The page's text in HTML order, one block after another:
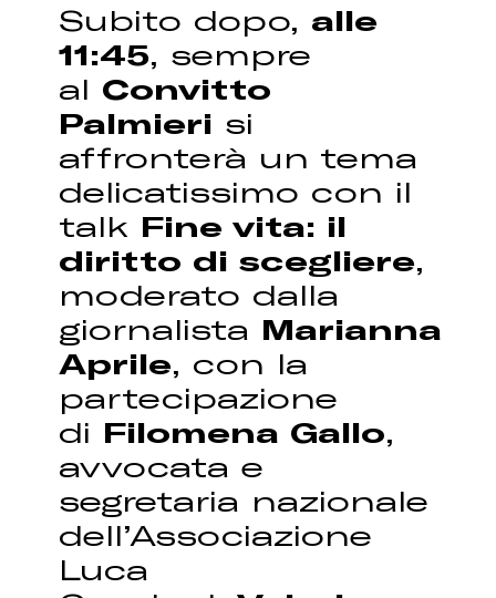
Subito dopo, alle
11:45, sempre
al Convitto
Palmieri si
affronterà un tema
delicatissimo con il
talk Fine vita: il
diritto di scegliere,
moderato dalla
giornalista Marianna
Aprile, con la
partecipazione
di Filomena Gallo,
avvocata e
segretaria nazionale
dell’Associazione
Luca